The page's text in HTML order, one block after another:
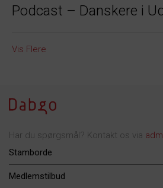
Podcast – Danskere i
Vis Flere
Har du spørgsmål? Kontakt os via
Stamborde
Medlemstilbud